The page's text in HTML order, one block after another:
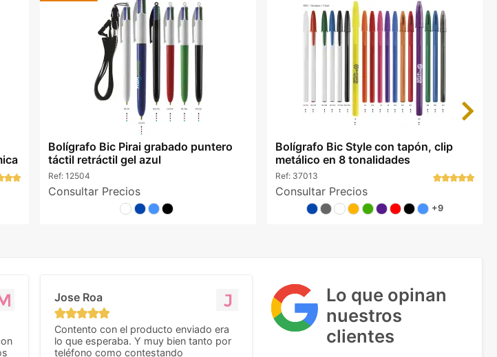
Bolígrafo Bic Pirai grabado puntero
táctil retráctil gel azul
Ref: 12504
Consultar Precios
Bolígrafo Bic Style con tapón, clip
metálico en 8 tonalidades
Ref: 37013
Consultar Precios
+9
Next
Lo que opinan
nuestros
clientes
Jose Roa
Contento con el producto enviado era
lo que esperaba. Y muy bien tanto por
teléfono como contestando